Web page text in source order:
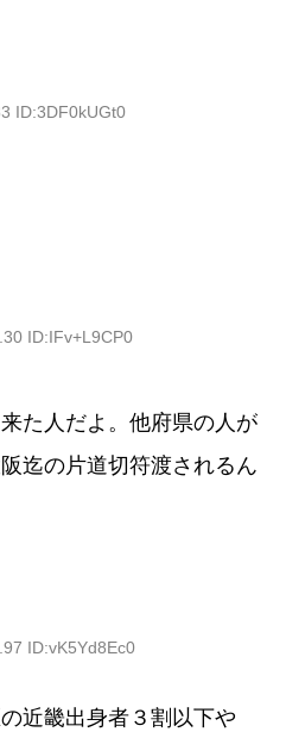
ID:3DF0kUGt0
ID:IFv+L9CP0
た人だよ。他府県の人が
迄の片道切符渡されるん
ID:vK5Yd8Ec0
近畿出身者３割以下や